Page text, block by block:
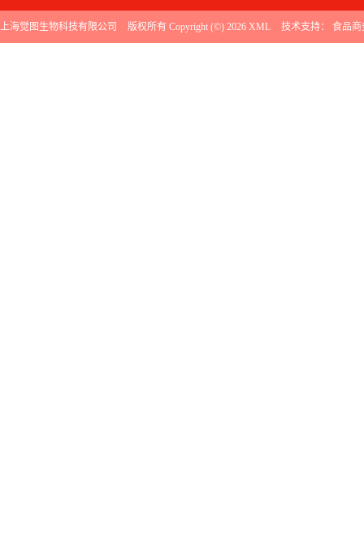
上海觉图生物科技有限公司 版权所有 Copyright (©) 2026 XML 技术支持： 食品商